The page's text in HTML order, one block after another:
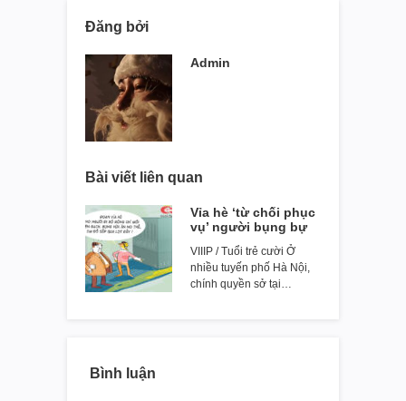
Đăng bởi
Admin
Bài viết liên quan
Vỉa hè ‘từ chối phục
vụ’ người bụng bự
VIIIP / Tuổi trẻ cười Ở
nhiều tuyến phố Hà Nội,
chính quyền sở tại…
Bình luận